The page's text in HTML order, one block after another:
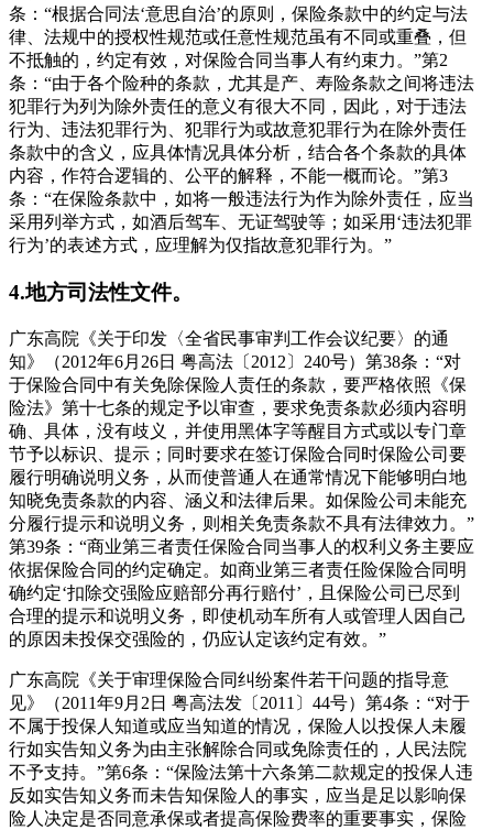
条：“根据合同法‘意思自治’的原则，保险条款中的约定与法
律、法规中的授权性规范或任意性规范虽有不同或重叠，但
不抵触的，约定有效，对保险合同当事人有约束力。”第2
条：“由于各个险种的条款，尤其是产、寿险条款之间将违法
犯罪行为列为除外责任的意义有很大不同，因此，对于违法
行为、违法犯罪行为、犯罪行为或故意犯罪行为在除外责任
条款中的含义，应具体情况具体分析，结合各个条款的具体
内容，作符合逻辑的、公平的解释，不能一概而论。”第3
条：“在保险条款中，如将一般违法行为作为除外责任，应当
采用列举方式，如酒后驾车、无证驾驶等；如采用‘违法犯罪
行为’的表述方式，应理解为仅指故意犯罪行为。”
4.地方司法性文件。
广东高院《关于印发〈全省民事审判工作会议纪要〉的通
知》（2012年6月26日 粤高法〔2012〕240号）第38条：“对
于保险合同中有关免除保险人责任的条款，要严格依照《保
险法》第十七条的规定予以审查，要求免责条款必须内容明
确、具体，没有歧义，并使用黑体字等醒目方式或以专门章
节予以标识、提示；同时要求在签订保险合同时保险公司要
履行明确说明义务，从而使普通人在通常情况下能够明白地
知晓免责条款的内容、涵义和法律后果。如保险公司未能充
分履行提示和说明义务，则相关免责条款不具有法律效力。”
第39条：“商业第三者责任保险合同当事人的权利义务主要应
依据保险合同的约定确定。如商业第三者责任险保险合同明
确约定‘扣除交强险应赔部分再行赔付’，且保险公司已尽到
合理的提示和说明义务，即使机动车所有人或管理人因自己
的原因未投保交强险的，仍应认定该约定有效。”
广东高院《关于审理保险合同纠纷案件若干问题的指导意
见》（2011年9月2日 粤高法发〔2011〕44号）第4条：“对于
不属于投保人知道或应当知道的情况，保险人以投保人未履
行如实告知义务为由主张解除合同或免除责任的，人民法院
不予支持。”第6条：“保险法第十六条第二款规定的投保人违
反如实告知义务而未告知保险人的事实，应当是足以影响保
险人决定是否同意承保或者提高保险费率的重要事实，保险